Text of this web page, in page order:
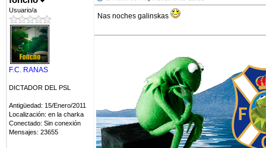
Usuario/a
F.C. RANAS
DICTADOR DEL PSL
Antigüedad: 15/Enero/2011
Localización: en la charka
Conectado: Sin conexión
Mensajes: 23655
Nas noches galinskas